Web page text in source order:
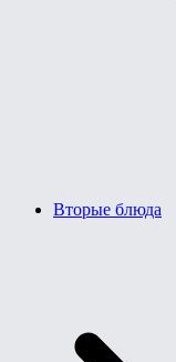
Вторые блюда